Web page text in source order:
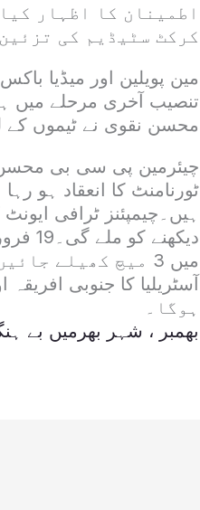
اطمینان کا اظہار
کرکٹ سٹیڈیم کی
مین پویلین اور میڈیا
تنصیب آخری مرحلے میں
محسن نقوی نے ٹیموں کے
چیئرمین پی سی بی
ٹورنامنٹ کا انعقاد ہو
ہیں۔چیمپئنز ٹرافی
ہوگا۔
بھمبر ، شہر بھرمیں بے